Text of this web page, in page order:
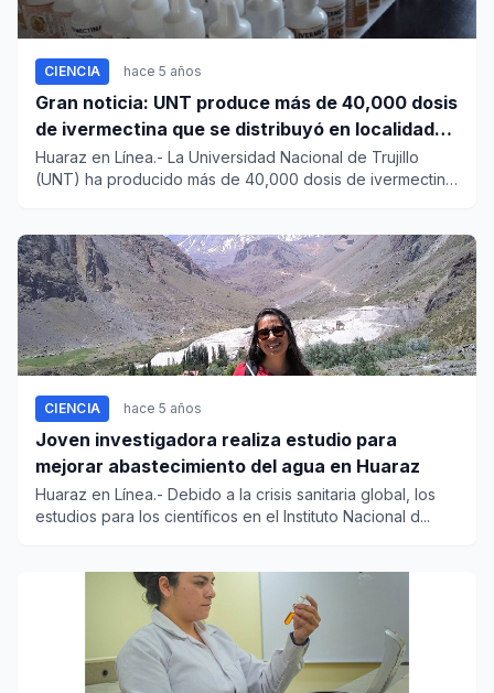
CIENCIA hace 5 años
Gran noticia: UNT produce más de 40,000 dosis
de ivermectina que se distribuyó en localidades
del norte del país
Huaraz en Línea.- La Universidad Nacional de Trujillo
(UNT) ha producido más de 40,000 dosis de ivermectina,
CIENCIA hace 5 años
Joven investigadora realiza estudio para
mejorar abastecimiento del agua en Huaraz
Huaraz en Línea.- Debido a la crisis sanitaria global, los
estudios para los científicos en el Instituto Nacional d...